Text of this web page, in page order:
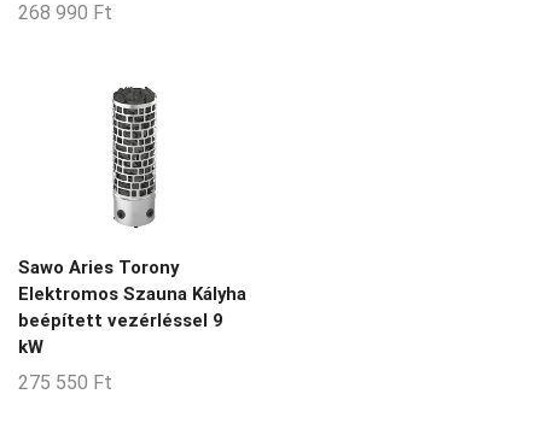
268 990 Ft
Sawo Aries Torony
Elektromos Szauna Kályha
beépített vezérléssel 9
kW
275 550 Ft